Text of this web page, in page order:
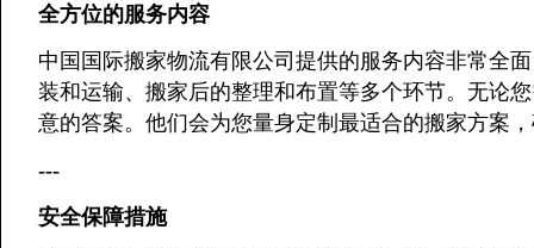
全方位的服务内容
中国国际搬家物流有限公司提供的服务内容非常全
装和运输、搬家后的整理和布置等多个环节。无论
意的答案。他们会为您量身定制最适合的搬家方案
---
安全保障措施